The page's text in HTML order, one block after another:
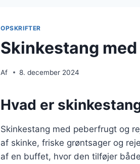
OPSKRIFTER
Skinkestang
Af 8. december 2024
Hvad er
Skinkestang med peberfrugt og
af skinke, friske grøntsager og
af en buffet, hvor den tilføjer